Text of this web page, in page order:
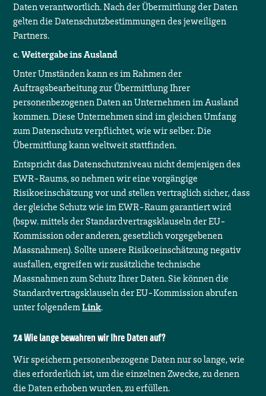
Daten verantwortlich. Nach der Übermittlung der Daten
gelten die Datenschutzbestimmungen des jeweiligen
Partners.
c. Weitergabe ins Ausland
Unter Umständen kann es im Rahmen der
Auftragsbearbeitung zur Übermittlung Ihrer
personenbezogenen Daten an Unternehmen im Ausland
kommen. Diese Unternehmen sind im gleichen Umfang
zum Datenschutz verpflichtet, wie wir selber. Die
Übermittlung kann weltweit stattfinden.
Entspricht das Datenschutzniveau nicht demjenigen des
EWR-Raums, so nehmen wir eine vorgängige
Risikoeinschätzung vor und stellen vertraglich sicher, dass
der gleiche Schutz wie im EWR-Raum garantiert wird
(bspw. mittels der Standardvertragsklauseln der EU-
Kommission oder anderen, gesetzlich vorgegebenen
Massnahmen). Sollte unsere Risikoeinschätzung negativ
ausfallen, ergreifen wir zusätzliche technische
Massnahmen zum Schutz Ihrer Daten. Sie können die
Standardvertragsklauseln der EU-Kommission abrufen
unter folgendemLink.
Wie lange bewahren wir Ihre Daten auf?
Wir speichern personenbezogene Daten nur so lange, wie
dies erforderlich ist, um die einzelnen Zwecke, zu denen
die Daten erhoben wurden, zu erfüllen.